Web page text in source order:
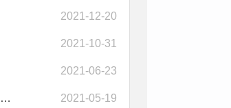
2021-12-20
2021-10-31
2021-06-23
淅川县人民政府办公室关于印发淅川县全面推行证明事项告知承诺制工作实施方案... 2021-05-19